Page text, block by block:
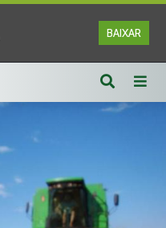
BAIXAR